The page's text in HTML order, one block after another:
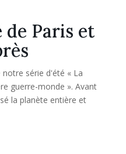
de Paris et
série d'été « La
guerre-monde ». Avant
la planète entière et